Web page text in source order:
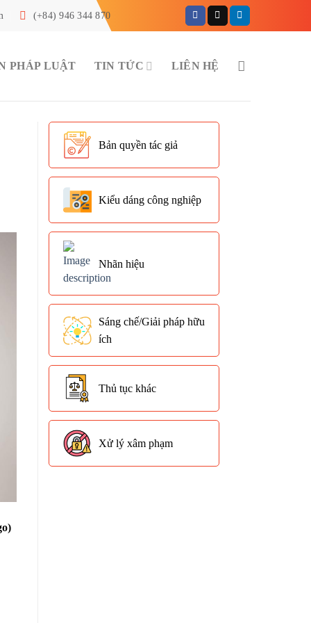
(+84) 946 344 870
PHÁP LUẬT TIN TỨC LIÊN HỆ
Bản quyền tác giả
Kiểu dáng công nghiệp
Nhãn hiệu
Sáng chế/Giải pháp hữu
ích
Thủ tục khác
Xử lý xâm phạm